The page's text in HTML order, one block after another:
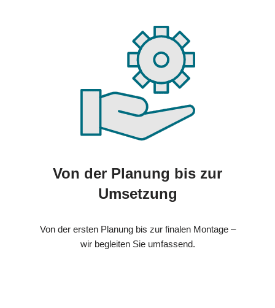
Von der Planung bis zur
Umsetzung
Von der ersten Planung bis zur finalen Montage –
wir begleiten Sie umfassend.